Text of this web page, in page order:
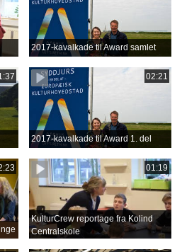
2017-kavalkade til Award samlet
02:21
2017-kavalkade til Award 1. del
01:19
KulturCrew reportage fra Kolind
Centralskole